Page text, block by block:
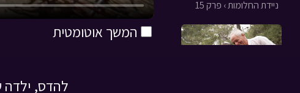
המשך אוטומטית
ניידת החלומות › פרק 15
להדס, ילדה